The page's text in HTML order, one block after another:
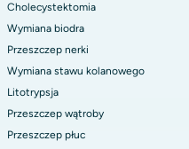
Cholecystektomia
Wymiana biodra
Przeszczep nerki
Wymiana stawu kolanowego
Litotrypsja
Przeszczep wątroby
Przeszczep płuc